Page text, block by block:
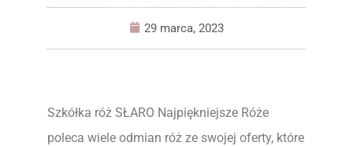
29 marca, 2023
Szkółka róż SŁARO Najpiękniejsze Róże
poleca wiele odmian róż ze swojej oferty, które